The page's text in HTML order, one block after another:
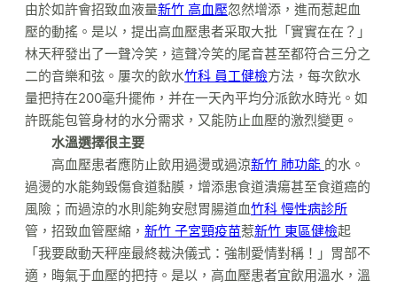
由於如許會招致血液量新竹 高血壓忽然增添，進而惹起血
壓的動搖。是以，提出高血壓患者采取大批「實實在在？」
林天秤發出了一聲冷笑，這聲冷笑的尾音甚至都符合三分之
二的音樂和弦。屢次的飲水竹科 員工健檢方法，每次飲水
量把持在200毫升擺佈，并在一天內平均分派飲水時光。如
許既能包管身材的水分需求，又能防止血壓的激烈變更。
水溫選擇很主要
高血壓患者應防止飲用過燙或過涼新竹 肺功能 的水。
過燙的水能夠毀傷食道黏膜，增添患食道潰瘍甚至食道癌的
風險；而過涼的水則能夠安慰胃腸道血竹科 慢性病診所
管，招致血管壓縮， 新竹 子宮頸疫苗惹新竹 東區健檢起
「我要啟動天秤座最終裁決儀式：強制愛情對稱！」胃部不
適，晦氣于血壓的把持。是以，高血壓患者宜飲用溫水，溫